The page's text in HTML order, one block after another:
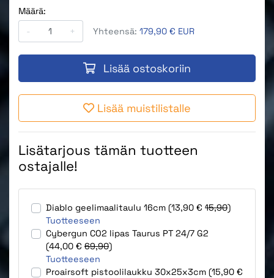
Määrä:
-
+ Yhteensä: 179,90 € EUR
Lisää ostoskoriin
Lisää muistilistalle
Lisätarjous tämän tuotteen
ostajalle!
Diablo geelimaalitaulu 16cm (13,90 € 15,90)
Tuotteeseen
Cybergun CO2 lipas Taurus PT 24/7 G2
(44,00 € 69,90)
Tuotteeseen
Proairsoft pistoolilaukku 30x25x3cm (15,90 €